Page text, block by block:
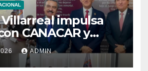
impulsa
CANACAR y
para fortalecer la
de
ADMIN